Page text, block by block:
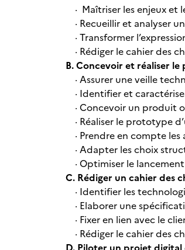
· Maîtriser les enjeux et
· Recueillir et analyser
· Transformer
· Rédiger le cahier des
B. Concevoir et réaliser
· Assurer une veille
· Identifier et
· Concevoir un produit
· Réaliser le prototype
· Prendre en compte
· Adapter les choix
· Optimiser le
C. Rédiger un cahier des
· Identifier les
· Elaborer une
· Fixer en lien avec le
· Rédiger le cahier des